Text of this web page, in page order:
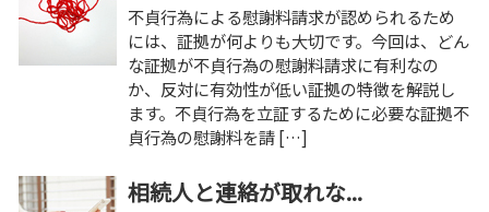
不貞行為による慰謝料請求が認められるため
には、証拠が何よりも大切です。今回は、どん
な証拠が不貞行為の慰謝料請求に有利なの
か、反対に有効性が低い証拠の特徴を解説し
ます。不貞行為を立証するために必要な証拠不
貞行為の慰謝料を請 […]
相続人と連絡が取れな...